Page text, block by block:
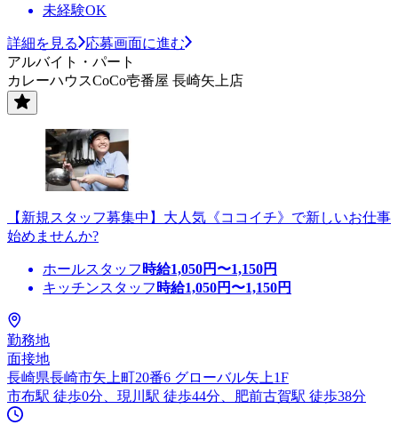
未経験OK
詳細を見る
応募画面に進む
アルバイト・パート
カレーハウスCoCo壱番屋 長崎矢上店
【新規スタッフ募集中】大人気《ココイチ》で新しいお仕事
始めませんか?
ホールスタッフ 時給1,050円〜1,150円
キッチンスタッフ 時給1,050円〜1,150円
勤務地
面接地
長崎県長崎市矢上町20番6 グローバル矢上1F
市布駅 徒歩0分、現川駅 徒歩44分、肥前古賀駅 徒歩38分